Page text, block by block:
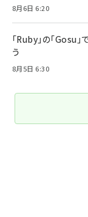
8月6日 6:20
「Ruby」の「Gosu
う
8月5日 6:30